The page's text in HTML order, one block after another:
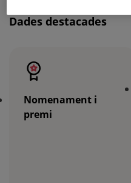
Dades destacades
Nomenament i
premi